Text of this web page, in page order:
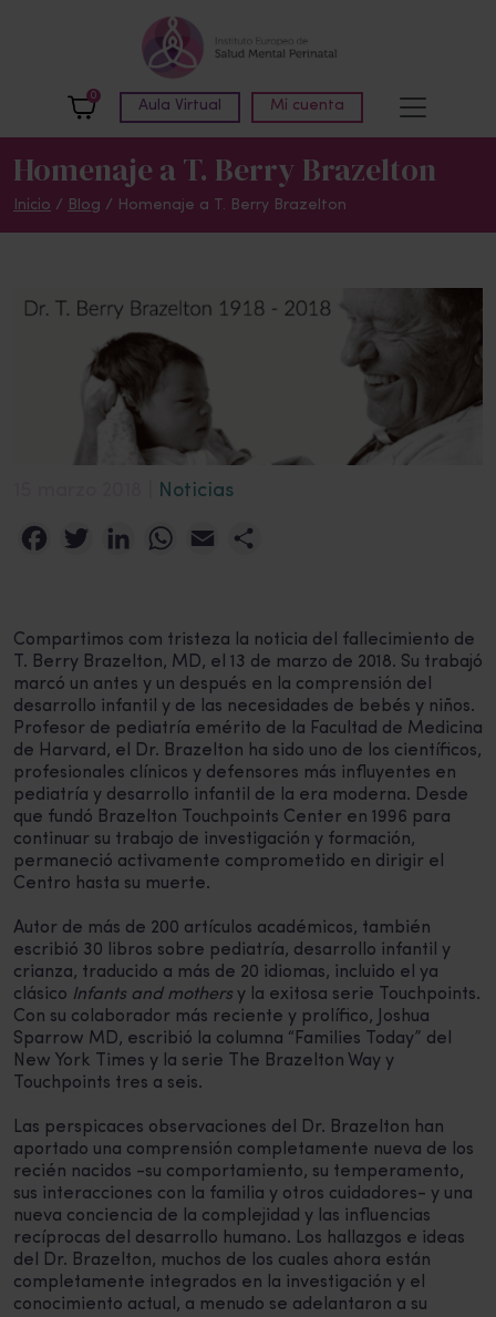
0
Aula Virtual Mi cuenta
Homenaje a T. Berry Brazelton
Inicio / Blog / Homenaje a T. Berry Brazelton
Noticias
FacebookTwitterLinkedInWhatsApp
Email
Compartimos com tristeza la noticia del fallecimiento de
T. Berry Brazelton, MD, el 13 de marzo de 2018. Su trabajó
marcó un antes y un después en la comprensión del
desarrollo infantil y de las necesidades de bebés y niños.
Profesor de pediatría emérito de la Facultad de Medicina
de Harvard, el Dr. Brazelton ha sido uno de los científicos,
profesionales clínicos y defensores más influyentes en
pediatría y desarrollo infantil de la era moderna. Desde
que fundó Brazelton Touchpoints Center en 1996 para
continuar su trabajo de investigación y formación,
permaneció activamente comprometido en dirigir el
Centro hasta su muerte.
Autor de más de 200 artículos académicos, también
escribió 30 libros sobre pediatría, desarrollo infantil y
crianza, traducido a más de 20 idiomas, incluido el ya
clásico Infants and mothers y la exitosa serie Touchpoints.
Con su colaborador más reciente y prolífico, Joshua
Sparrow MD, escribió la columna “Families Today” del
New York Times y la serie The Brazelton Way y
Touchpoints tres a seis.
Las perspicaces observaciones del Dr. Brazelton han
aportado una comprensión completamente nueva de los
recién nacidos -su comportamiento, su temperamento,
sus interacciones con la familia y otros cuidadores- y una
nueva conciencia de la complejidad y las influencias
recíprocas del desarrollo humano. Los hallazgos e ideas
del Dr. Brazelton, muchos de los cuales ahora están
completamente integrados en la investigación y el
conocimiento actual, a menudo se adelantaron a su